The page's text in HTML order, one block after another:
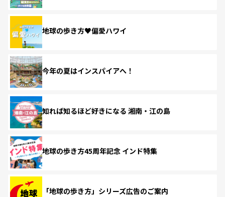
地球の歩き方♥偏愛ハワイ
今年の夏はインスパイアへ！
知れば知るほど好きになる 湘南・江の島
地球の歩き方45周年記念 インド特集
「地球の歩き方」シリーズ広告のご案内